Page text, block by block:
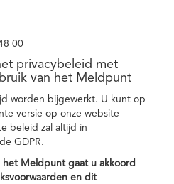
00
privacybeleid met
van het Meldpunt
worden bijgewerkt. U kunt op
versie op onze website
beleid zal altijd in
GDPR.
Meldpunt gaat u akkoord
en dit